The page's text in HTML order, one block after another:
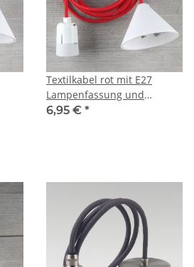
Textilkabel rot mit E27
Lampenfassung und
Baldachin Länge 2,9 Meter
6,95 € *